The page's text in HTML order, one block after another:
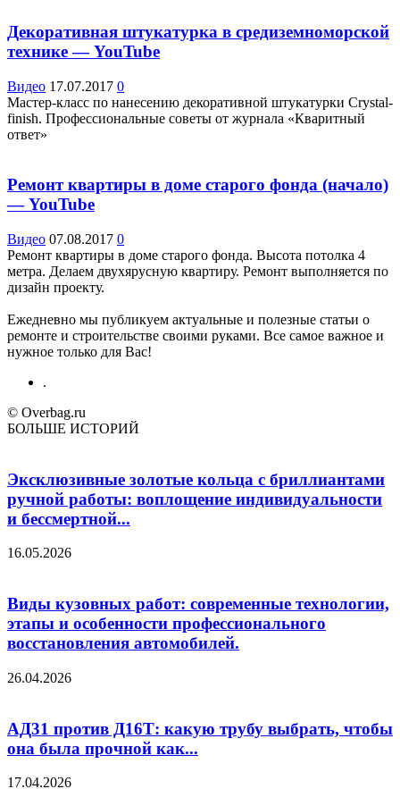
Декоративная штукатурка в средиземноморской
технике — YouTube
Видео 17.07.2017 0
Мастер-класс по нанесению декоративной штукатурки Crystal-
finish. Профессиональные советы от журнала «Кваритный
ответ»
Ремонт квартиры в доме старого фонда (начало)
— YouTube
Видео 07.08.2017 0
Ремонт квартиры в доме старого фонда. Высота потолка 4
метра. Делаем двухярусную квартиру. Ремонт выполняется по
дизайн проекту.
Ежедневно мы публикуем актуальные и полезные статьи о
ремонте и строительстве своими руками. Все самое важное и
нужное только для Вас!
.
© Overbag.ru
БОЛЬШЕ ИСТОРИЙ
Эксклюзивные золотые кольца с бриллиантами
ручной работы: воплощение индивидуальности
и бессмертной...
16.05.2026
Виды кузовных работ: современные технологии,
этапы и особенности профессионального
восстановления автомобилей.
26.04.2026
АД31 против Д16Т: какую трубу выбрать, чтобы
она была прочной как...
17.04.2026